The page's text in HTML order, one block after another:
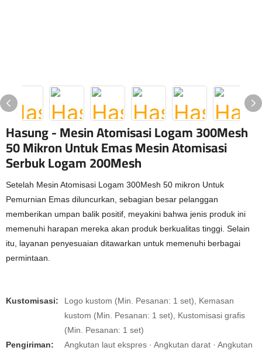
Hasung - Mesin Atomisasi Logam 300Mesh
50 Mikron Untuk Emas Mesin Atomisasi
Serbuk Logam 200Mesh
Setelah Mesin Atomisasi Logam 300Mesh 50 mikron Untuk
Pemurnian Emas diluncurkan, sebagian besar pelanggan
memberikan umpan balik positif, meyakini bahwa jenis produk ini
memenuhi harapan mereka akan produk berkualitas tinggi. Selain
itu, layanan penyesuaian ditawarkan untuk memenuhi berbagai
permintaan.
Kustomisasi:
Logo kustom (Min. Pesanan: 1 set), Kemasan
kustom (Min. Pesanan: 1 set), Kustomisasi grafis
(Min. Pesanan: 1 set)
Pengiriman:
Angkutan laut ekspres · Angkutan darat · Angkutan